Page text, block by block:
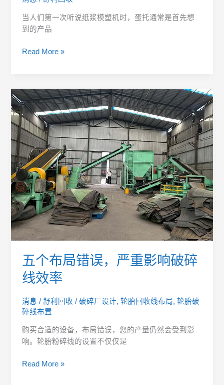
当人们第一次听说纸浆模塑机时，蛋托通常是首先想
到的产品
Read More »
五个布局错误，严重影响破碎
线效率
消息 /舒利回收/破碎厂设计,轮胎回收线布局,轮胎破
碎线布置
购买合适的设备，布局错误，您的产量仍然会受到影
响。轮胎粉碎线的设置不仅仅是
五
个
布
局
错
误，
严
重
影
响
破
碎
率
Read More »